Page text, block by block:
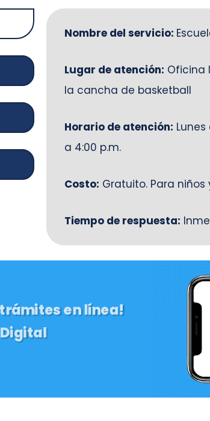
Nombre del servicio:
Lugar de atención: Oficina
la cancha de basketball
Horario de atención: Lunes
a 4:00 p.m.
Costo: Gratuito. Para
Tiempo de respuesta:
en línea!